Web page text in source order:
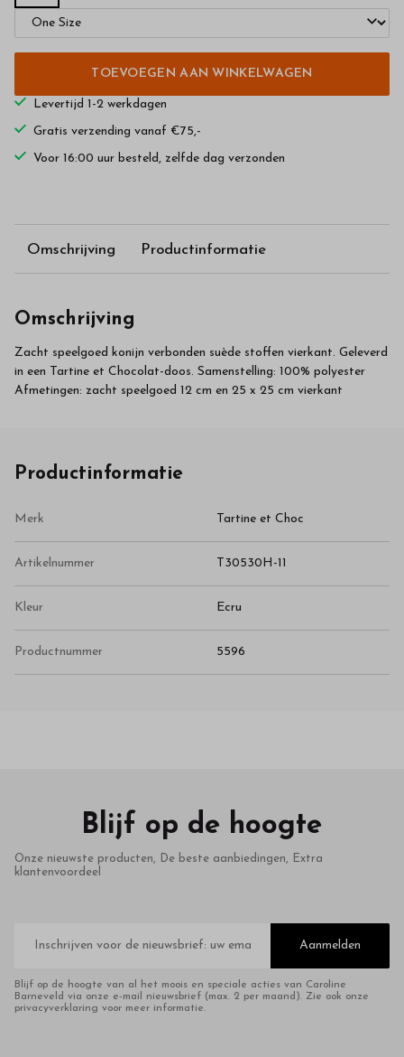
TOEVOEGEN AAN WINKELWAGEN
Levertijd 1-2 werkdagen
Gratis verzending vanaf €75,-
Voor 16:00 uur besteld, zelfde dag verzonden
Omschrijving Productinformatie
Omschrijving
Zacht speelgoed konijn verbonden suède stoffen vierkant. Geleverd
in een Tartine et Chocolat-doos. Samenstelling: 100% polyester
Afmetingen: zacht speelgoed 12 cm en 25 x 25 cm vierkant
Productinformatie
Merk Tartine et Choc
Artikelnummer T30530H-11
Kleur Ecru
Productnummer 5596
Blijf op de hoogte
Onze nieuwste producten, De beste aanbiedingen, Extra
klantenvoordeel
mailadres
Aanmelden
Blijf op de hoogte van al het moois en speciale acties van Caroline
Barneveld via onze e-mail nieuwsbrief (max. 2 per maand). Zie ook onze
privacyverklaring voor meer informatie.